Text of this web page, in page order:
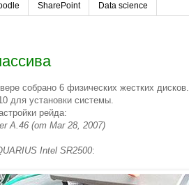
SharePoint Data science
собрано 6 физических жестких дисков.
для установки системы.
рейда:
A.46 (от Mar 28, 2007)
Intel SR2500: